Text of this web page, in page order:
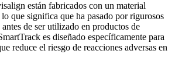
están fabricados con un material
que significa que ha pasado por rigurosos
de ser utilizado en productos de
es diseñado específicamente para
reduce el riesgo de reacciones adversas en